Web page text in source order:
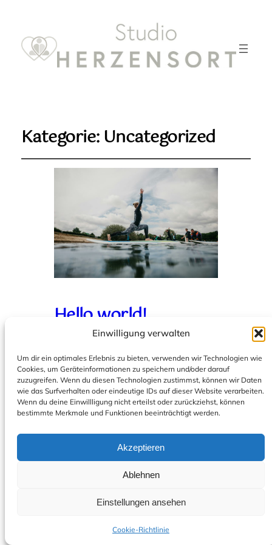
Einwilligung verwalten
Um dir ein optimales Erlebnis zu bieten, verwenden wir Technologien wie
Cookies, um Geräteinformationen zu speichern und/oder darauf
zuzugreifen. Wenn du diesen Technologien zustimmst, können wir Daten
wie das Surfverhalten oder eindeutige IDs auf dieser Website verarbeiten.
Wenn du deine Einwillligung nicht erteilst oder zurückziehst, können
bestimmte Merkmale und Funktionen beeinträchtigt werden.
Akzeptieren
Ablehnen
Einstellungen ansehen
Cookie-Richtlinie
Kategorie:Uncategorized
Hello world!
September 1, 2025Uncategorized
Welcome to WordPress. This is your first
post. Edit or delete it, then start writing!
HERZENSORT
© Studio Herzensort,